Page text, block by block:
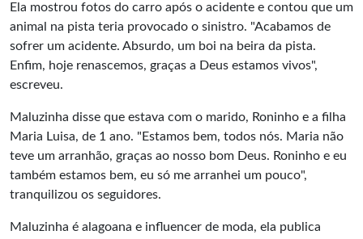
Ela mostrou fotos do carro após o acidente e contou que um
animal na pista teria provocado o sinistro. "Acabamos de
sofrer um acidente. Absurdo, um boi na beira da pista.
Enfim, hoje renascemos, graças a Deus estamos vivos",
escreveu.
Maluzinha disse que estava com o marido, Roninho e a filha
Maria Luisa, de 1 ano. "Estamos bem, todos nós. Maria não
teve um arranhão, graças ao nosso bom Deus. Roninho e eu
também estamos bem, eu só me arranhei um pouco",
tranquilizou os seguidores.
Maluzinha é alagoana e influencer de moda, ela publica